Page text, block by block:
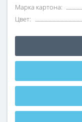
Марка картона:
Цвет: